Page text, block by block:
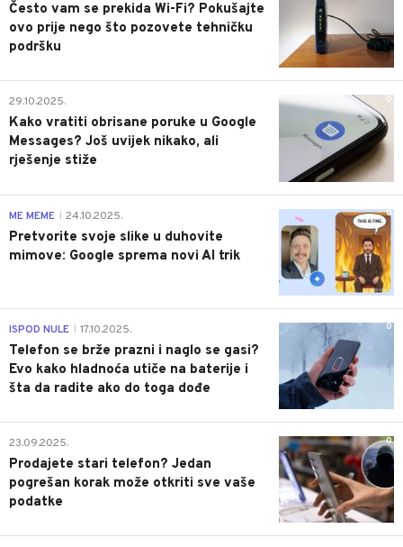
Često vam se prekida Wi-Fi? Pokušajte
ovo prije nego što pozovete tehničku
podršku
0
29.10.2025.
Kako vratiti obrisane poruke u Google
Messages? Još uvijek nikako, ali
rješenje stiže
0
ME MEME 24.10.2025.
Pretvorite svoje slike u duhovite
mimove: Google sprema novi AI trik
0
ISPOD NULE 17.10.2025.
Telefon se brže prazni i naglo se gasi?
Evo kako hladnoća utiče na baterije i
šta da radite ako do toga dođe
0
23.09.2025.
Prodajete stari telefon? Jedan
pogrešan korak može otkriti sve vaše
podatke